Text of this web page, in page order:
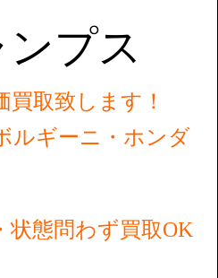
プス
取致します！
ルギーニ・ホンダ
状態問わず買取OK